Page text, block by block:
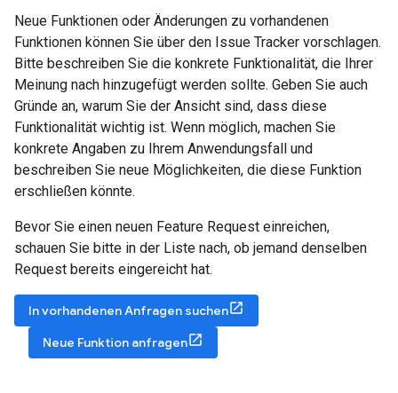
Neue Funktionen oder Änderungen zu vorhandenen
Funktionen können Sie über den Issue Tracker vorschlagen.
Bitte beschreiben Sie die konkrete Funktionalität, die Ihrer
Meinung nach hinzugefügt werden sollte. Geben Sie auch
Gründe an, warum Sie der Ansicht sind, dass diese
Funktionalität wichtig ist. Wenn möglich, machen Sie
konkrete Angaben zu Ihrem Anwendungsfall und
beschreiben Sie neue Möglichkeiten, die diese Funktion
erschließen könnte.
Bevor Sie einen neuen Feature Request einreichen,
schauen Sie bitte in der Liste nach, ob jemand denselben
Request bereits eingereicht hat.
In vorhandenen Anfragen suchen
Neue Funktion anfragen